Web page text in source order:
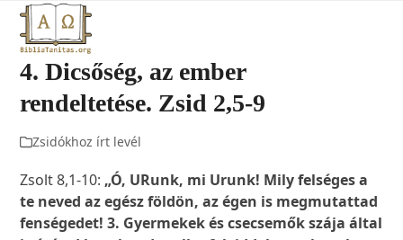
Skip
content
Open
mobile
menu
Close
mobile
menu
4. Dicsőség, az ember
rendeltetése. Zsid 2,5-9
Zsidókhoz írt levél
Zsolt 8,1-10: „Ó, URunk, mi Urunk! Mily felséges a
te neved az egész földön, az égen is megmutattad
fenségedet! 3. Gyermekek és csecsemők szája által